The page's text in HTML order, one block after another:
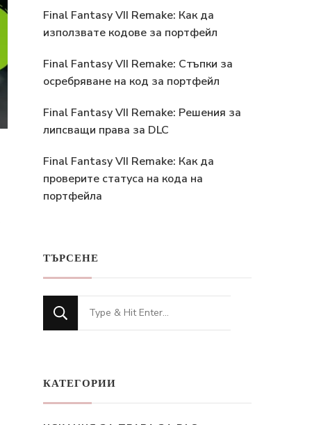
Final Fantasy VII Remake: Как да
използвате кодове за портфейл
Final Fantasy VII Remake: Стъпки за
осребряване на код за портфейл
Final Fantasy VII Remake: Решения за
липсващи права за DLC
Final Fantasy VII Remake: Как да
проверите статуса на кода на
портфейла
ТЪРСЕНЕ
Looking
for
КАТЕГОРИИ